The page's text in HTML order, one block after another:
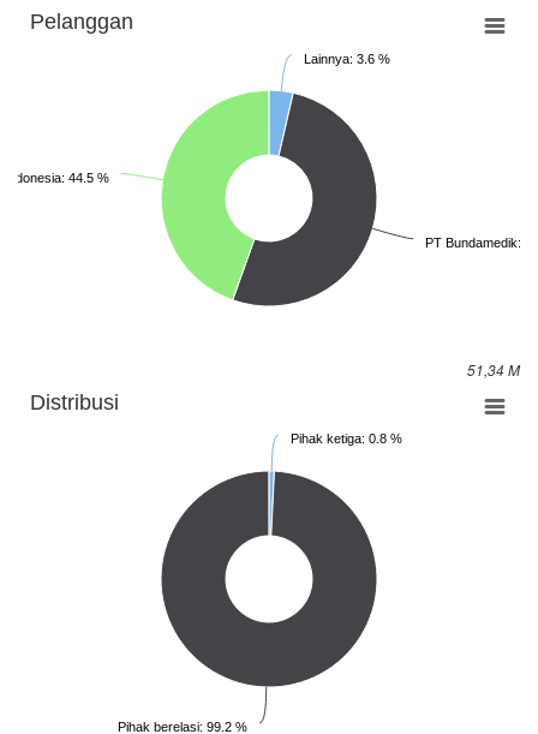
Pelanggan
Lainnya: 3.6 %
PT Bundamedik:
Indonesia: 44.5 %
51,34 M
Distribusi
Pihak ketiga: 0.8 %
Pihak berelasi: 99.2 %